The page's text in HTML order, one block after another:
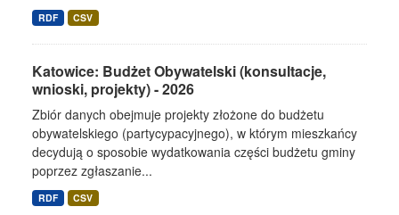
RDF CSV
Katowice: Budżet Obywatelski (konsultacje,
wnioski, projekty) - 2026
Zbiór danych obejmuje projekty złożone do budżetu
obywatelskiego (partycypacyjnego), w którym mieszkańcy
decydują o sposobie wydatkowania części budżetu gminy
poprzez zgłaszanie...
RDF CSV